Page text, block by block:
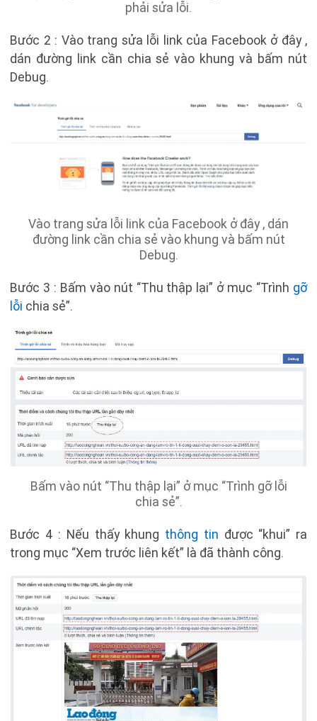
phải sửa lỗi.
Bước 2 : Vào trang sửa lỗi link của Facebook ở đây ,
dán đường link cần chia sẻ vào khung và bấm nút
Debug.
Vào trang sửa lỗi link của Facebook ở đây , dán
đường link cần chia sẻ vào khung và bấm nút
Debug.
Bước 3 : Bấm vào nút “Thu thập lại” ở mục “Trình gỡ
lỗi chia sẻ”.
Bấm vào nút “Thu thập lại” ở mục “Trình gỡ lỗi
chia sẻ”.
Bước 4 : Nếu thấy khung thông tin được “khui” ra
trong mục “Xem trước liên kết” là đã thành công.